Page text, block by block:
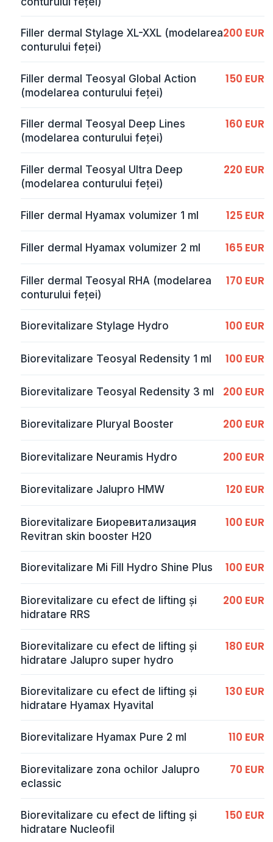
Filler dermal Stylage XL-XXL (modelarea
conturului feței)
200 EUR
Filler dermal Teosyal Global Action
(modelarea conturului feței)
150 EUR
Filler dermal Teosyal Deep Lines
(modelarea conturului feței)
160 EUR
Filler dermal Teosyal Ultra Deep
(modelarea conturului feței)
220 EUR
Filler dermal Hyamax volumizer 1 ml 125 EUR
Filler dermal Hyamax volumizer 2 ml 165 EUR
Filler dermal Teosyal RHA (modelarea
conturului feței)
170 EUR
Biorevitalizare Stylage Hydro 100 EUR
Biorevitalizare Teosyal Redensity 1 ml 100 EUR
Biorevitalizare Teosyal Redensity 3 ml 200 EUR
Biorevitalizare Pluryal Booster 200 EUR
Biorevitalizare Neuramis Hydro 200 EUR
Biorevitalizare Jalupro HMW 120 EUR
Biorevitalizare Биоревитализация
Revitran skin booster H20
100 EUR
Biorevitalizare Mi Fill Hydro Shine Plus 100 EUR
Biorevitalizare cu efect de lifting și
hidratare RRS
200 EUR
Biorevitalizare cu efect de lifting și
hidratare Jalupro super hydro
180 EUR
Biorevitalizare cu efect de lifting și
hidratare Hyamax Hyavital
130 EUR
Biorevitalizare Hyamax Pure 2 ml 110 EUR
Biorevitalizare zona ochilor Jalupro
eclassic
70 EUR
Biorevitalizare cu efect de lifting și
hidratare Nucleofil
150 EUR